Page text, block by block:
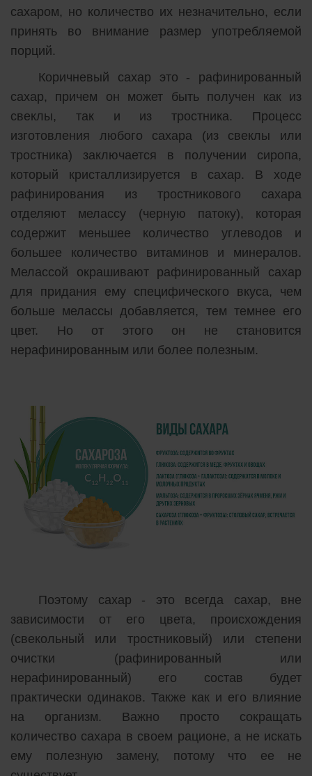
сахаром, но количество их незначительно, если
принять во внимание размер употребляемой
порций.
Коричневый сахар это - рафинированный
сахар, причем он может быть получен как из
свеклы, так и из тростника. Процесс
изготовления любого сахара (из свеклы или
тростника) заключается в получении сиропа,
который кристаллизируется в сахар. В ходе
рафинирования из тростникового сахара
отделяют мелассу (черную патоку), которая
содержит меньшее количество углеводов и
большее количество витаминов и минералов.
Мелассой окрашивают рафинированный сахар
для придания ему специфического вкуса, чем
больше мелассы добавляется, тем темнее его
цвет. Но от этого он не становится
нерафинированным или более полезным.
Поэтому сахар - это всегда сахар, вне
зависимости от его цвета, происхождения
(свекольный или тростниковый) или степени
очистки (рафинированный или
нерафинированный) его состав будет
практически одинаков. Также как и его влияние
на организм. Важно просто сокращать
количество сахара в своем рационе, а не искать
ему полезную замену, потому что ее не